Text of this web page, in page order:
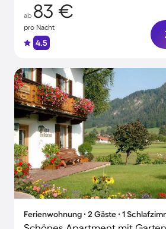
ab 83 €
pro Nacht
4.5
Ferienwohnung ∙ 2 Gäste ∙ 1